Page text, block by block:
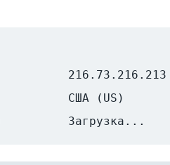
216.73.216.213
США (US)
Загрузка...